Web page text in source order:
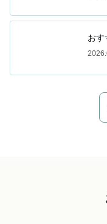
おす